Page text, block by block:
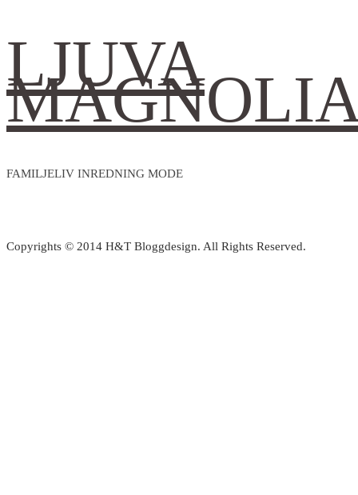
LJUVA
FAMILJELIV INREDNING MODE
Copyrights © 2014 H&T Bloggdesign. All Rights Reserved.